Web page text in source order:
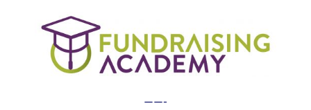
——-